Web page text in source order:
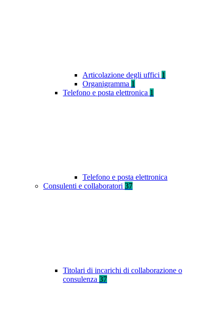
Articolazione degli uffici 1
Organigramma 1
Telefono e posta elettronica 1
Telefono e posta elettronica
Consulenti e collaboratori 37
Titolari di incarichi di collaborazione o
consulenza 37